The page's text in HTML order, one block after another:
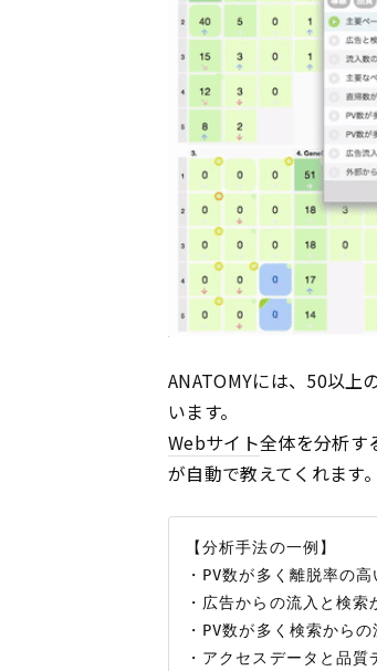
ANATOMYには、50以上
います。
Webサイト全体を分析す
が自動で教えてくれます。
【分析手法の一例】
・PV数が多く離脱率の
・広告からの流入と検
・PV数が多く検索から